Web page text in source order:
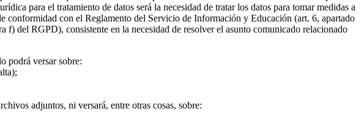
para el tratamiento de datos será la necesidad de tratar los datos para tomar medidas a
conformidad con el Reglamento del Servicio de Información y Educación (art. 6, apartado
del RGPD), consistente en la necesidad de resolver el asunto comunicado relacionado
podrá versar sobre:
adjuntos, ni versará, entre otras cosas, sobre: